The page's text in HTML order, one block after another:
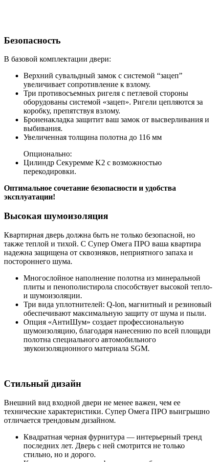
Безопасность
В базовой комплектации двери:
Верхний сувальдный замок с системой “зацеп”
увеличивает сопротивление к взлому.
Три противосъемных ригеля с петлевой стороны
оборудованы системой «зацеп». Ригели цепляются за
коробку, препятствуя взлому.
Броненакладка защитит ваш замок от высверливания и
выбивания.
Увеличенная толщина полотна до 116 мм
Опционально:
Цилиндр Секуремме K2 с возможностью
перекодировки.
Оптимальное сочетание безопасности и удобства
эксплуатации!
Высокая шумоизоляция
Квартирная дверь должна быть не только безопасной, но
также теплой и тихой. С Супер Омега ПРО ваша квартира
надежна защищена от сквозняков, неприятного запаха и
постороннего шума.
Многослойное наполнение полотна из минеральной
плиты и пенополистирола способствует высокой тепло-
и шумоизоляции.
Три вида уплотнителей: Q-lon, магнитный и резиновый
обеспечивают максимальную защиту от шума и пыли.
Опция «АнтиШум» создает профессиональную
шумоизоляцию, благодаря нанесению по всей площади
полотна специального автомобильного
звукоизоляционного материала SGM.
Стильный дизайн
Внешний вид входной двери не менее важен, чем ее
технические характеристики. Супер Омега ПРО выигрышно
отличается трендовым дизайном.
Квадратная черная фурнитура — интерьерный тренд
последних лет. Дверь с ней смотрится не только
стильно, но и дорого.